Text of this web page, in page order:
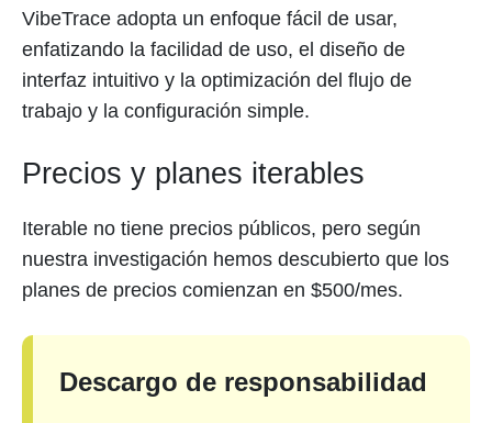
VibeTrace adopta un enfoque fácil de usar,
enfatizando la facilidad de uso, el diseño de
interfaz intuitivo y la optimización del flujo de
trabajo y la configuración simple.
Precios y planes iterables
Iterable no tiene precios públicos, pero según
nuestra investigación hemos descubierto que los
planes de precios comienzan en $500/mes.
Descargo de responsabilidad